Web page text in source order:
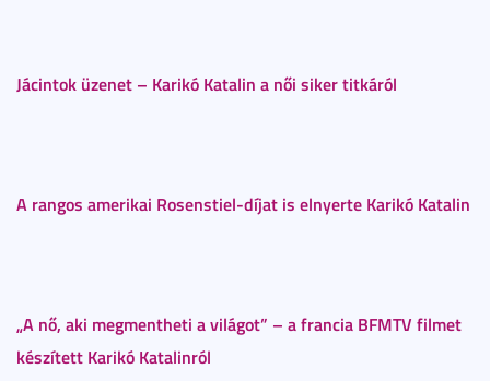
Jácintok üzenet – Karikó Katalin a női siker titkáról
A rangos amerikai Rosenstiel-díjat is elnyerte Karikó Katalin
„A nő, aki megmentheti a világot” – a francia BFMTV filmet
készített Karikó Katalinról